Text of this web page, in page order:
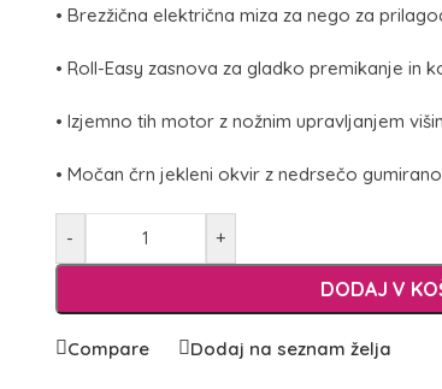
• Brezžična električna miza za nego za
• Roll-Easy zasnova za gladko premikanje in
• Izjemno tih motor z nožnim upravljanjem
• Močan črn jekleni okvir z nedrsečo
- +
DODAJ V
Compare Dodaj na seznam želja